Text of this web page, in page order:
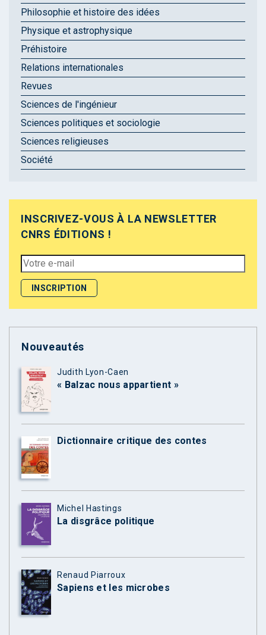
Philosophie et histoire des idées
Physique et astrophysique
Préhistoire
Relations internationales
Revues
Sciences de l'ingénieur
Sciences politiques et sociologie
Sciences religieuses
Société
INSCRIVEZ-VOUS À LA NEWSLETTER
CNRS ÉDITIONS !
Nouveautés
Judith Lyon-Caen
« Balzac nous appartient »
Dictionnaire critique des contes
Michel Hastings
La disgrâce politique
Renaud Piarroux
Sapiens et les microbes